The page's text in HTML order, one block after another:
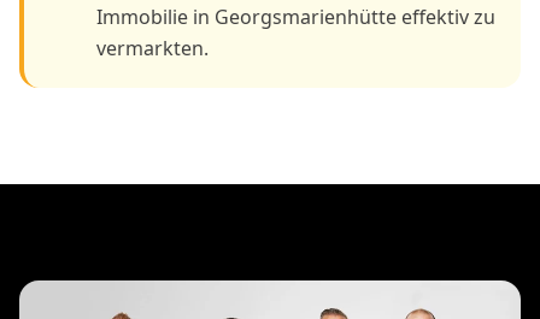
Immobilie in Georgsmarienhütte effektiv zu
vermarkten.